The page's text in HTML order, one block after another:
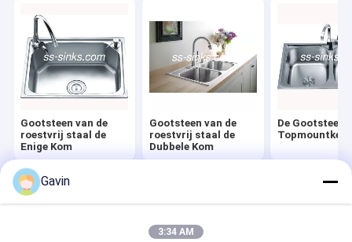
De Keukengootsteen van de kwartssteen
Roestvrij staaltapkraan
De Reeks van de roestvrij staaldouche
De Vorm van de keukengootsteen
Gootsteen van de
roestvrij staal de
Enige Kom
Gootsteen van de
roestvrij staal de
Dubbele Kom
De Gootsteen
ons
ons
Site
Sitemap
Privacy Policy
Gavin
3:34 AM